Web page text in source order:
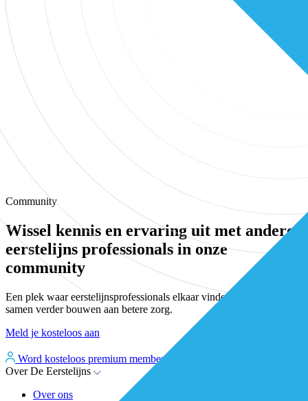
Community
Wissel kennis en ervaring uit met andere
eerstelijns professionals in onze
community
Een plek waar eerstelijnsprofessionals elkaar vinden, versterken en
samen verder bouwen aan betere zorg.
Meld je kosteloos aan
Word kosteloos premium member
Over De Eerstelijns
Over ons